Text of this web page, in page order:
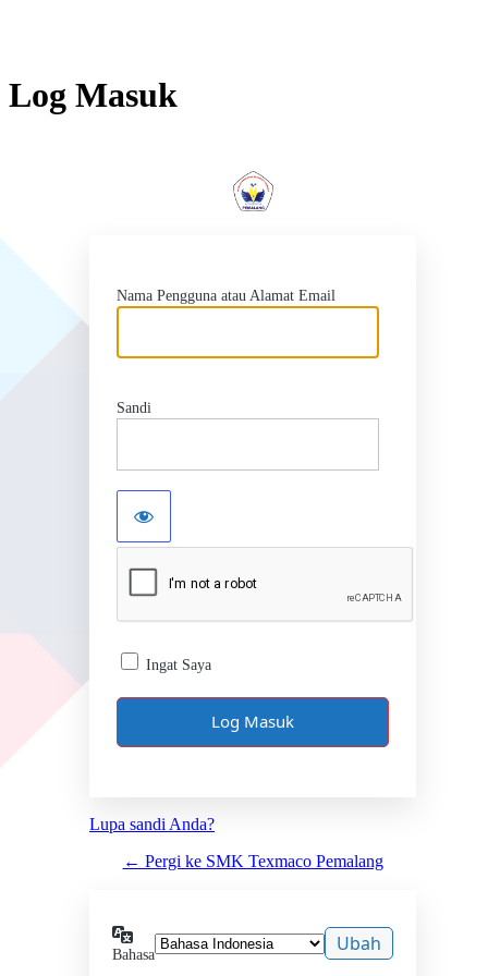
Log Masuk
Nama Pengguna atau Alamat Email
Sandi
Ingat Saya
Lupa sandi Anda?
← Pergi ke SMK Texmaco Pemalang
Bahasa